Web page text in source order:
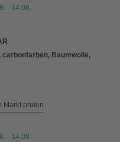
- 14.08.
carbonfarben, Baumwolle,
Markt prüfen
- 14.08.